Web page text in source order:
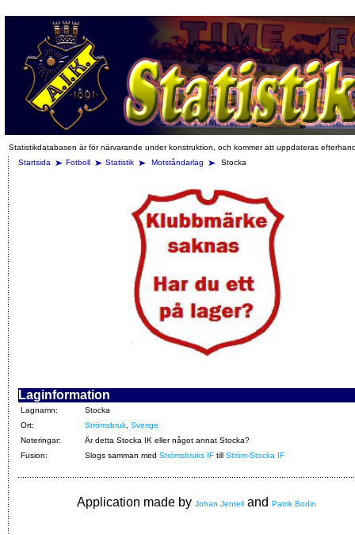
Statistikdatabasen är för närvarande under konstruktion, och kommer att uppdateras
Startsida
Fotboll Statistik Motståndarlag Stocka
Laginformation
Lagnamn:
Stocka
Ort:
Strömsbruk Sverige
Noteringar:
Är detta Stocka IK eller något annat Stocka?
Fusion:
Slogs samman med Strömsbruks IF till Ström-Stocka IF
Application made by Johan Jentell and Patrik Bodin